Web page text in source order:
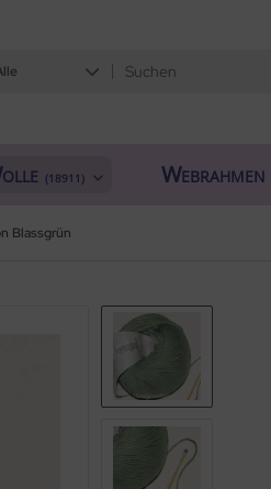
(18911) Webrahmen
Blassgrün